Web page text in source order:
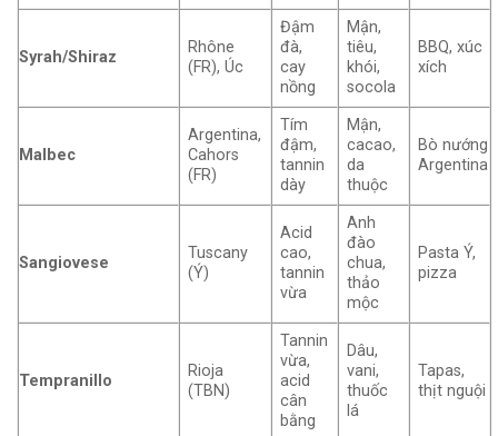
Syrah/Shiraz
Rhône
(FR), Úc
Đậm
đà,
cay
nồng
Mận,
tiêu,
khói,
socola
BBQ, xúc
xích
Malbec
Argentina,
Cahors
(FR)
Tím
đậm,
tannin
dày
Mận,
cacao,
da
thuộc
Bò nướng
Argentina
Sangiovese
Tuscany
(Ý)
Acid
cao,
tannin
vừa
Anh
đào
chua,
thảo
mộc
Pasta Ý,
pizza
Tempranillo
Rioja
(TBN)
Tannin
vừa,
acid
cân
bằng
Dâu,
vani,
thuốc
lá
Tapas,
thịt nguội